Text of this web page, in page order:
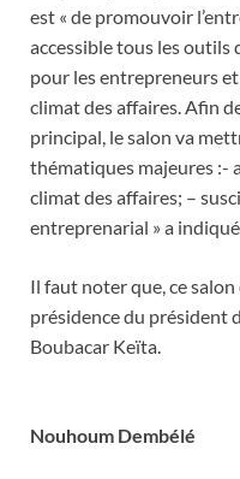
est « de promouvoir
accessible tous les outils
pour les entrepreneurs
climat des affaires. Afin
principal, le salon va
thématiques majeures :-
climat des affaires; –
entreprenarial » a
Il faut noter que, ce
présidence du président
Boubacar Keïta.
Nouhoum Dembélé